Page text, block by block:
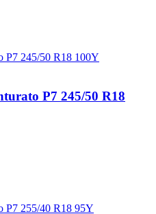
P7 245/50 R18